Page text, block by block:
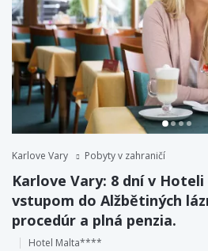
Karlove Vary Pobyty v zahraničí
Karlove Vary: 8 dní v
vstupom do Alžbětiných
procedúr a plná penzia.
Hotel Malta****